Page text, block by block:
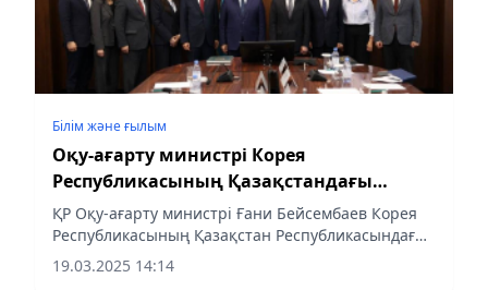
Білім және ғылым
Оқу-ағарту министрі Корея
Республикасының Қазақстандағы
елшісімен кездесті
ҚР Оқу-ағарту министрі Ғани Бейсембаев Корея
Республикасының Қазақстан Республикасындағы
Төтенше және Өкілетті Елшісі Чжо Тэ-икпен
кездесті.
19.03.2025 14:14